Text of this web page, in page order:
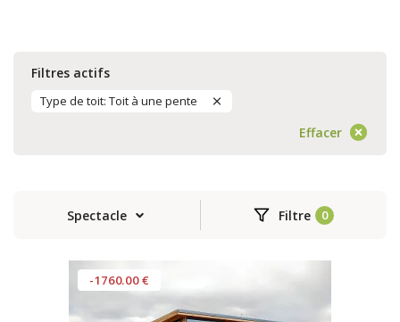
Filtres actifs
Type de toit: Toit à une pente
Effacer
Spectacle Filtre
-1760.00 €